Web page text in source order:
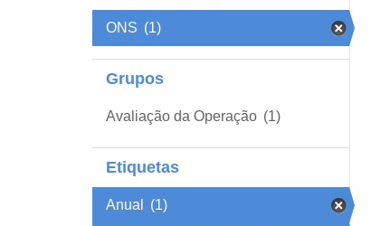
ONS (1)
Grupos
Avaliação da Operação (1)
Etiquetas
Anual (1)